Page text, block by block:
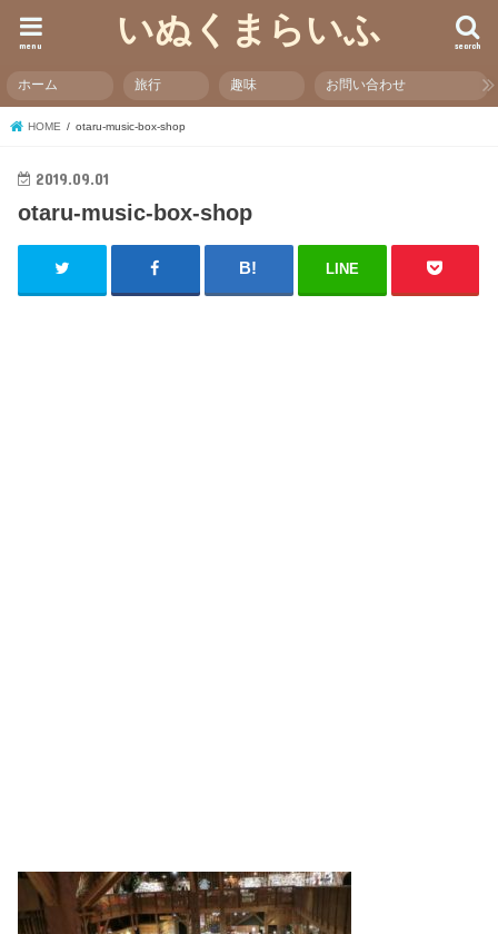
いぬくまらいふ search
menu
ホーム 旅行 趣味 お問い合わせ
HOME otaru-music-box-shop
2019.09.01
otaru-music-box-shop
LINE